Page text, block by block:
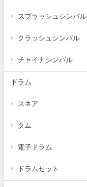
スプラッシュシンバル
クラッシュシンバル
チャイナシンバル
ドラム
スネア
タム
電子ドラム
ドラムセット